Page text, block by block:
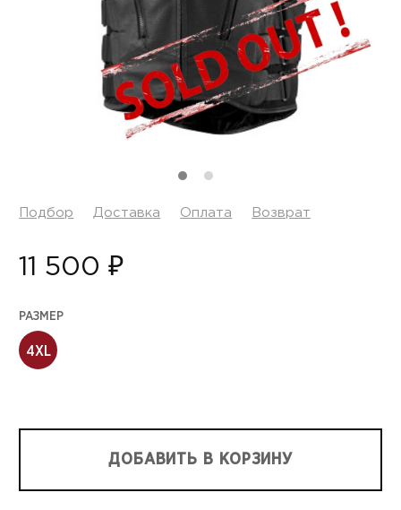
Подбор Доставка Оплата Возврат
11 500 ₽
РАЗМЕР
4XL
ДОБАВИТЬ В КОРЗИНУ